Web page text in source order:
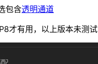
包含透明通道
才有用，以上版本未测试